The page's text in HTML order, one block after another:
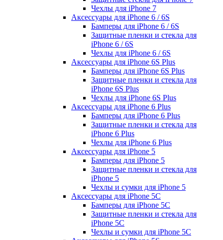
Чехлы для iPhone 7
Аксессуары для iPhone 6 / 6S
Бамперы для iPhone 6 / 6S
Защитные пленки и стекла для
iPhone 6 / 6S
Чехлы для iPhone 6 / 6S
Аксессуары для iPhone 6S Plus
Бамперы для iPhone 6S Plus
Защитные пленки и стекла для
iPhone 6S Plus
Чехлы для iPhone 6S Plus
Аксессуары для iPhone 6 Plus
Бамперы для iPhone 6 Plus
Защитные пленки и стекла для
iPhone 6 Plus
Чехлы для iPhone 6 Plus
Аксессуары для iPhone 5
Бамперы для iPhone 5
Защитные пленки и стекла для
iPhone 5
Чехлы и сумки для iPhone 5
Аксессуары для iPhone 5C
Бамперы для iPhone 5C
Защитные пленки и стекла для
iPhone 5C
Чехлы и сумки для iPhone 5C